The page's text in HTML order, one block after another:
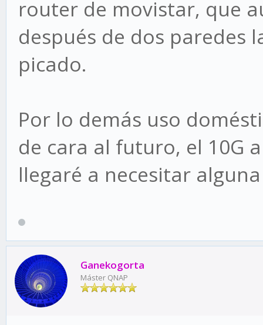
router de movistar, que
después de dos paredes
picado.
Por lo demás uso
de cara al futuro, el 10G
llegaré a necesitar
Ganekogorta
Máster QNAP